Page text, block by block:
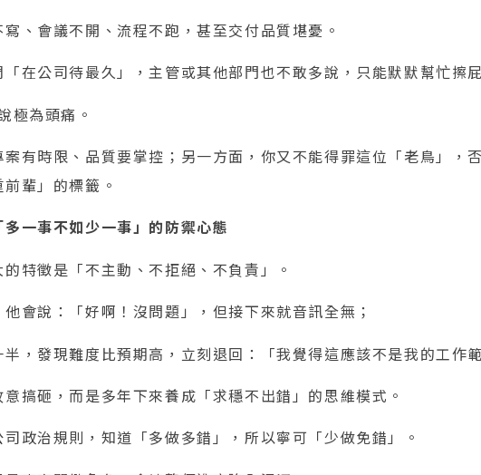
、會議不開、流程不跑，甚至交付品質堪憂。
在公司待最久」，主管或其他部門也不敢多說，只能默默幫忙擦
極為頭痛。
案有時限、品質要掌控；另一方面，你又不能得罪這位「老鳥」，
前輩」的標籤。
一事不如少一事」的防禦心態
特徵是「不主動、不拒絕、不負責」。
會說：「好啊！沒問題」，但接下來就音訊全無；
，發現難度比預期高，立刻退回：「我覺得這應該不是我的工作範
搞砸，而是多年下來養成「求穩不出錯」的思維模式。
政治規則，知道「多做多錯」，所以寧可「少做免錯」。